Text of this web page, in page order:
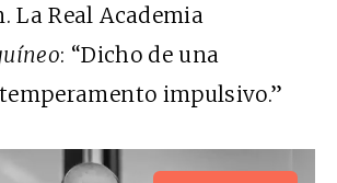
La Real Academia
: “Dicho de una
impulsivo.”